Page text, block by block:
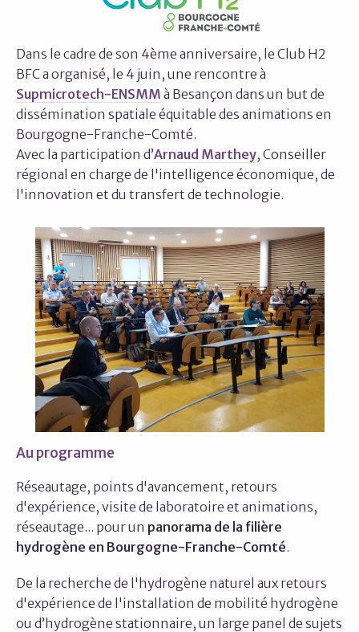
Dans le cadre de son 4ème anniversaire, le Club H2
BFC a organisé, le 4 juin, une rencontre à
Supmicrotech-ENSMM à Besançon dans un but de
dissémination spatiale équitable des animations en
Bourgogne-Franche-Comté.
Avec la participation d’Arnaud Marthey, Conseiller
régional en charge de l'intelligence économique, de
l'innovation et du transfert de technologie.
Au programme
Réseautage, points d'avancement, retours
d'expérience, visite de laboratoire et animations,
réseautage... pour un panorama de la filière
hydrogène en Bourgogne-Franche-Comté.
De la recherche de l'hydrogène naturel aux retours
d'expérience de l'installation de mobilité hydrogène
ou d’hydrogène stationnaire, un large panel de sujets